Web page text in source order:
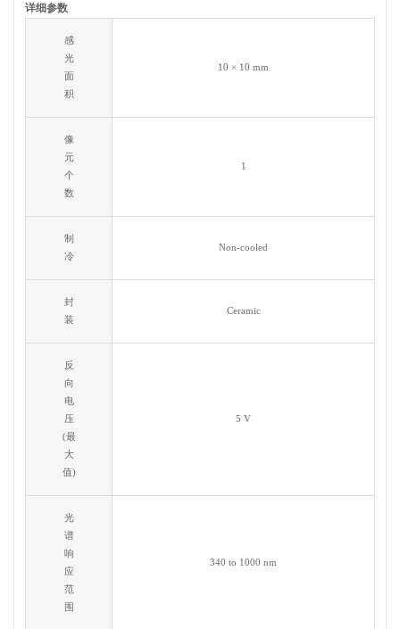
详细参数
感
光
面
积
10 × 10 mm
像
元
个
数
1
制
冷
Non-cooled
封
装
Ceramic
反
向
电
压
(最
大
值)
5 V
光
谱
响
应
范
围
340 to 1000 nm